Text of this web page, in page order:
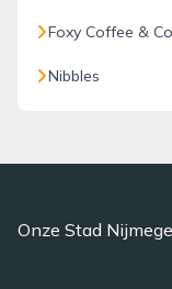
Foxy Coffee &
Nibbles
Onze Stad